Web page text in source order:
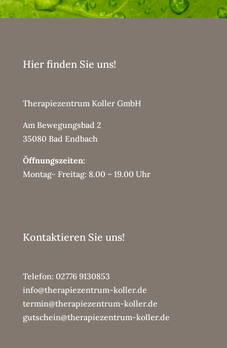
Hier finden Sie uns!
Therapiezentrum Koller GmbH
Am Bewegungsbad 2
35080 Bad Endbach
Öffnungszeiten:
Montag- Freitag: 8.00 – 19.00 Uhr
Kontaktieren Sie uns!
Telefon: 02776 9130853
info@therapiezentrum-koller.de
termin@therapiezentrum-koller.de
gutschein@therapiezentrum-koller.de